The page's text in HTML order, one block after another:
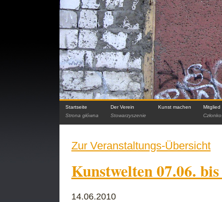
Startseite
Strona główna
Der Verein
Stowarzyszenie
Kunst machen
Mitglied
Zur Veranstaltungs-Übersicht
Kunstwelten 07.06.
14.06.2010